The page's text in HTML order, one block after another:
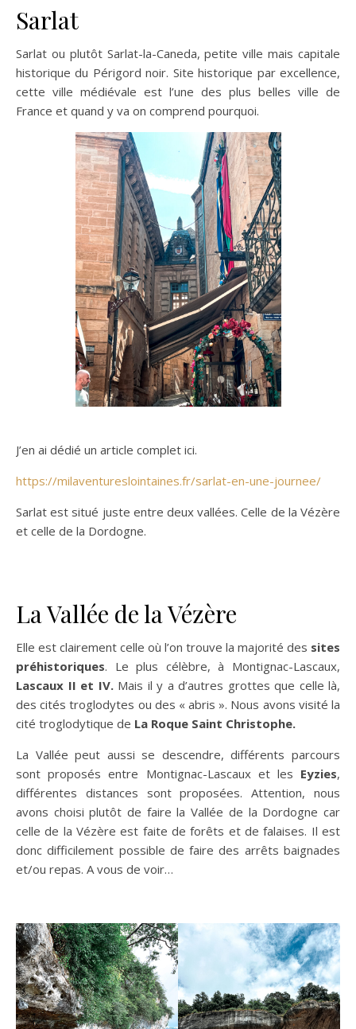
Sarlat
Sarlat ou plutôt Sarlat-la-Caneda, petite ville mais capitale
historique du Périgord noir. Site historique par excellence,
cette ville médiévale est l’une des plus belles ville de
France et quand y va on comprend pourquoi.
J’en ai dédié un article complet ici.
https://milaventureslointaines.fr/sarlat-en-une-journee/
Sarlat est situé juste entre deux vallées. Celle de la Vézère
et celle de la Dordogne.
La Vallée de la Vézère
Elle est clairement celle où l’on trouve la majorité des sites
préhistoriques. Le plus célèbre, à Montignac-Lascaux,
Lascaux II et IV.Mais il y a d’autres grottes que celle là,
des cités troglodytes ou des « abris ». Nous avons visité la
cité troglodytique de La Roque Saint Christophe.
La Vallée peut aussi se descendre, différents parcours
sont proposés entre Montignac-Lascaux et les Eyzies,
différentes distances sont proposées. Attention, nous
avons choisi plutôt de faire la Vallée de la Dordogne car
celle de la Vézère est faite de forêts et de falaises. Il est
donc difficilement possible de faire des arrêts baignades
et/ou repas. A vous de voir…